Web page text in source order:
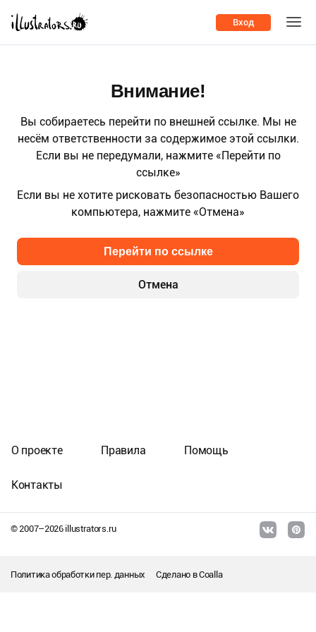
Вход
Внимание!
Вы собираетесь перейти по внешней ссылке. Мы не
несём ответственности за содержимое этой ссылки.
Если вы не передумали, нажмите «Перейти по
ссылке»
Если вы не хотите рисковать безопасностью Вашего
компьютера, нажмите «Отмена»
Отмена
Перейти по ссылке
© 2007–2026illustrators.ru
О проекте Правила Помощь
Контакты
Политика обработки пер. данных Сделано вCoalla